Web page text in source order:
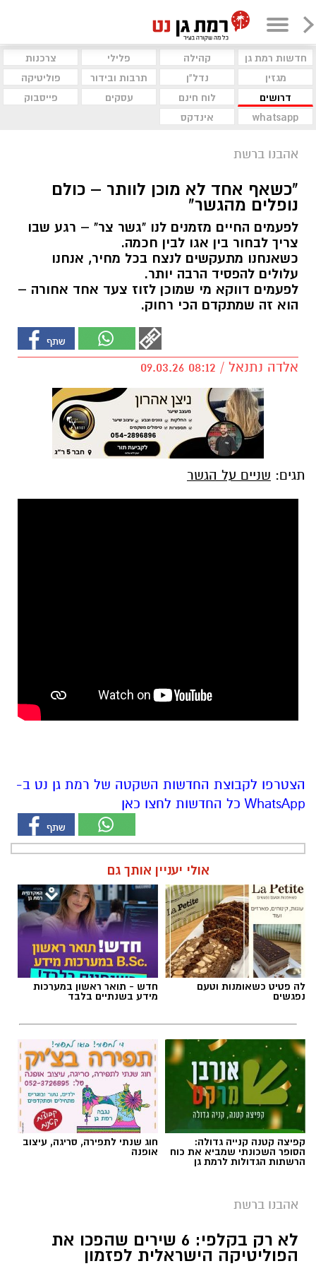
חדשות רמת גן קהילה פלילי
צרכנות
מגזין
נדל"ן תרבות ובידור
פוליטיקה
דרושים
לוח חינם עסקים
פייסבוק
whatsapp
אינדקס
אהבנו ברשת
"כשאף אחד לא מוכן לוותר – כולם
נופלים מהגשר"
לפעמים החיים מזמנים לנו "גשר צר" – רגע שבו
צריך לבחור בין אגו לבין חכמה.
כשאנחנו מתעקשים לנצח בכל מחיר, אנחנו
עלולים להפסיד הרבה יותר.
לפעמים דווקא מי שמוכן לזוז צעד אחד אחורה –
הוא זה שמתקדם הכי רחוק.
אלדה נתנאל / 08:12 09.03.26
תגים: שניים על הגשר
הצטרפו לקבוצת החדשות השקטה של רמת גן נט ב-
WhatsApp כל החדשות לחצו כאן
אולי יעניין אותך גם
לה פטיט כשאומנות וטעם
נפגשים
חדש - תואר ראשון במערכות
מידע בשנתיים בלבד
קפיצה קטנה קנייה גדולה:
הסופר השכונתי שמביא את כוח
הרשתות הגדולות לרמת גן
חוג שנתי לתפירה, סריגה, עיצוב
אופנה
אהבנו ברשת
לא רק בקלפי: 6 שירים שהפכו את
הפוליטיקה הישראלית לפזמון